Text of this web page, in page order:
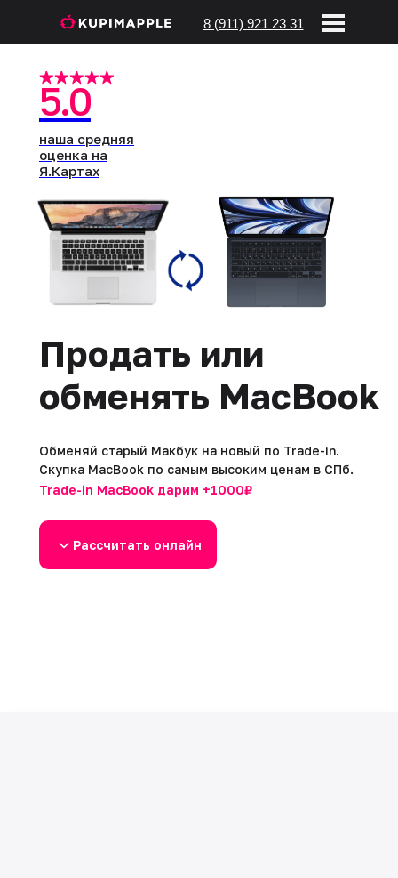
8 (911) 921 23 31
5.0
Обменяй старый Макбук на новый по Trade-in.
Скупка MacBook по самым высоким ценам в СПб.
Trade-in MacBook дарим +1000₽
наша средняя
оценка на
Я.Картах
Рассчитать онлайн
Продать или
обменять MacBook